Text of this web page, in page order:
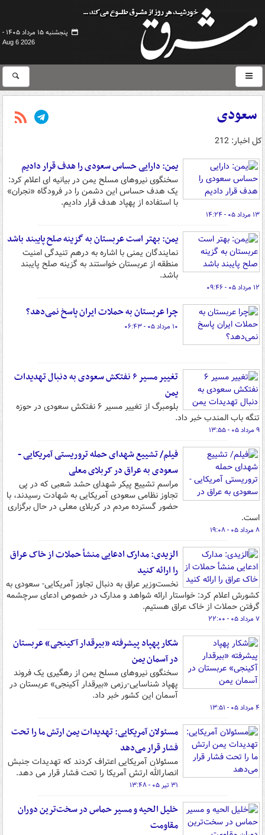
پنجشنبه ۱۵ مرداد ۱۴۰۵ -
Aug 6 2026
سعودی
کل اخبار: 212
یمن: دارایی حساس سعودی را هدف قرار دادیم
سخنگوی نیروهای مسلح یمن در بیانیه ای اعلام کرد:
یک هدف حساس این دشمن را در فرودگاه «نجران»
با استفاده از پهپاد هدف قرار دادیم.
۱۳ مرداد ۰۵ - ۱۴:۲۴
یمن: بهتر است عربستان به گزینه صلح پایبند باشد
نمایندگان یمنی با اشاره به درهم تنیدگی امنیت
منطقه از عربستان خواستند به گزینه صلح پایبند
باشد.
۱۲ مرداد ۰۵ - ۰۹:۴۶
چرا عربستان به حملات ایران پاسخ نمی‌دهد؟
۱۰ مرداد ۰۵ - ۰۶:۴۳
تغییر مسیر ۶ نفتکش سعودی به دنبال تهدیدات
یمن
بلومبرگ از تغییر مسیر ۶ نفتکش سعودی در حوزه
تنگه باب المندب خبر داد.
۹ مرداد ۰۵ - ۱۳:۵۵
فیلم/ تشییع شهدای حمله تروریستی آمریکایی -
سعودی به عراق در کربلای معلی
مراسم تشییع پیکر شهدای حشد شعبی که در پی
تجاوز نظامی سعودی آمریکایی به شهادت رسیدند، با
حضور گسترده مردم در کربلای معلی در حال برگزاری
است.
۸ مرداد ۰۵ - ۱۹:۰۸
الزیدی: مدارک ادعایی منشأ حملات از خاک عراق
را ارائه کنید
نخست‌وزیر عراق به دنبال تجاوز آمریکایی- سعودی به
کشورش اعلام کرد: خواستار ارائه شواهد و مدارک در خصوص ادعای سرچشمه
گرفتن حملات از خاک عراق هستیم.
۷ مرداد ۰۵ - ۲۲:۰۰
شکار پهپاد پیشرفته «بیرقدار آکینجی» عربستان
در آسمان یمن
سخنگوی نیروهای مسلح یمن از رهگیری یک فروند
پهپاد شناسایی-رزمی «بیرقدار آکینجی» عربستان در
آسمان این کشور خبر داد.
۴ مرداد ۰۵ - ۱۳:۵۱
مسئولان آمریکایی: تهدیدات یمن ارتش ما را تحت
فشار قرار می‌دهد
مسئولان آمریکایی اعتراف کردند که تهدیدات جنبش
انصارالله ارتش آمریکا را تحت فشار قرار می دهد.
۳۱ تیر ۰۵ - ۱۳:۴۸
خلیل الحیه و مسیر حماس در سخت‌ترین دوران
مقاومت